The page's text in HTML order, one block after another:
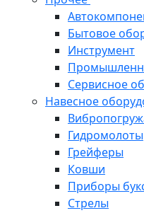
Бытовое
Инструмент
Сервисное
Навесное
Гидромолоты
Грейферы
Ковши
Приборы
Стрелы